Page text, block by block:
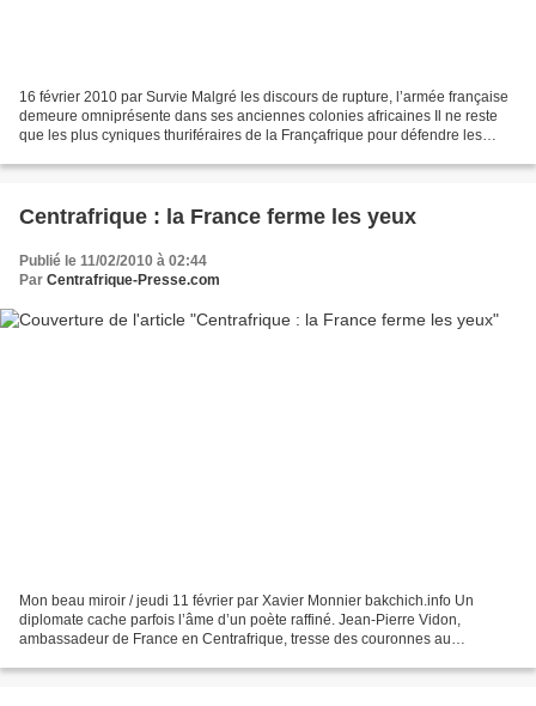
16 février 2010 par Survie Malgré les discours de rupture, l’armée française
demeure omniprésente dans ses anciennes colonies africaines Il ne reste
que les plus cyniques thuriféraires de la Françafrique pour défendre les
Centrafrique : la France ferme les yeux
Publié le 11/02/2010 à 02:44
Par Centrafrique-Presse.com
Mon beau miroir / jeudi 11 février par Xavier Monnier bakchich.info Un
diplomate cache parfois l’âme d’un poète raffiné. Jean-Pierre Vidon,
ambassadeur de France en Centrafrique, tresse des couronnes au